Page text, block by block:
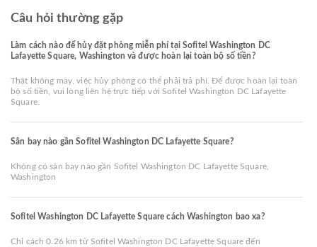
Câu hỏi thường gặp
Làm cách nào để hủy đặt phòng miễn phí tại Sofitel Washington DC
Lafayette Square, Washington và được hoàn lại toàn bộ số tiền?
Thật không may, việc hủy phòng có thể phải trả phí. Để được hoàn lại toàn
bộ số tiền, vui lòng liên hệ trực tiếp với Sofitel Washington DC Lafayette
Square.
Sân bay nào gần Sofitel Washington DC Lafayette Square?
Không có sân bay nào gần Sofitel Washington DC Lafayette Square,
Washington
Sofitel Washington DC Lafayette Square cách Washington bao xa?
Chỉ cách 0.26 km từ Sofitel Washington DC Lafayette Square đến